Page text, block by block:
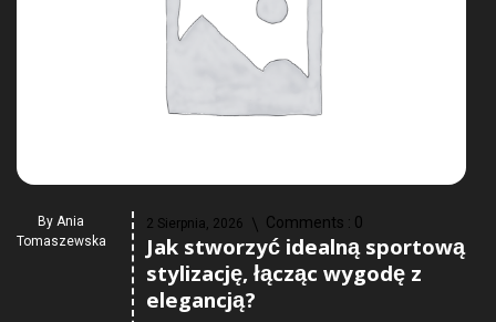
By Ania
Tomaszewska
2 Sierpnia, 2026 Comments : 0
Jak stworzyć idealną sportową
stylizację, łącząc wygodę z
elegancją?